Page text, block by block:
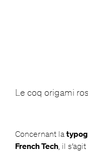
Le coq origami
Concernant la
French Tech, il